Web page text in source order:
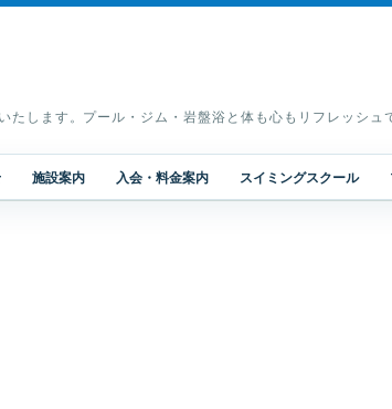
します。プール・ジム・岩盤浴と体も心もリフレッシュ
施設案内 入会・料金案内 スイミングスクール